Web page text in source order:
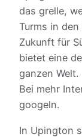
das grelle,
Turms in den
Zukunft für
bietet eine
ganzen Welt.
Bei mehr
googeln.
In Upington